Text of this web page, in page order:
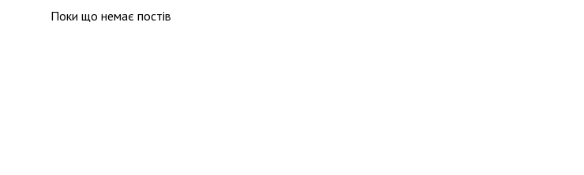
Поки що немає постів